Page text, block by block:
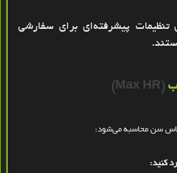
پیشرفته‌ای برای سفارشی
.
(Max HR)
سن محاسبه می‌شود:
کنید: